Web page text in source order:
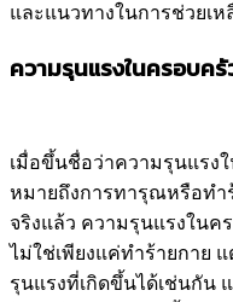
และแนวทางในการช่วยเห
ความรุนแรงในครอบครั
เมื่อขึ้นชื่อว่าความรุนแรง
หมายถึงการทารุณหรือทำ
จริงแล้ว ความรุนแรงใน
ไม่ใช่เพียงแค่ทำร้ายกาย
รุนแรงที่เกิดขึ้นได้เช่นกัน